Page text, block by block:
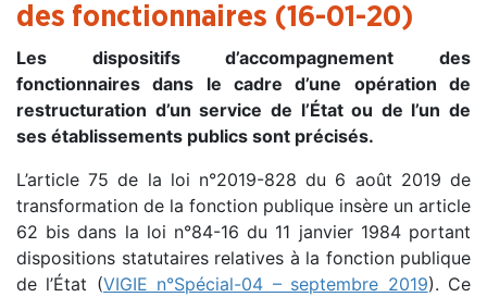
des fonctionnaires (16-01-20)
Les dispositifs d’accompagnement des
fonctionnaires dans le cadre d’une opération de
restructuration d’un service de l’État ou de l’un de
ses établissements publics sont précisés.
L’article 75 de la loi n°2019-828 du 6 août 2019 de
transformation de la fonction publique insère un article
62 bis dans la loi n°84-16 du 11 janvier 1984 portant
dispositions statutaires relatives à la fonction publique
de l’État (VIGIE n°Spécial-04 – septembre 2019). Ce